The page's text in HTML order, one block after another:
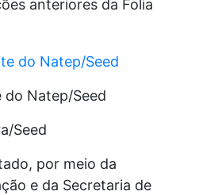
anteriores da Folia
do Natep/Seed
Seed
por meio da
e da Secretaria de